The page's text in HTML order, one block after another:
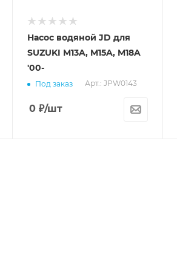
Насос водяной JD для
SUZUKI M13A, M15A, M18A
'00-
Под заказ Арт.: JPW0143
0₽/шт